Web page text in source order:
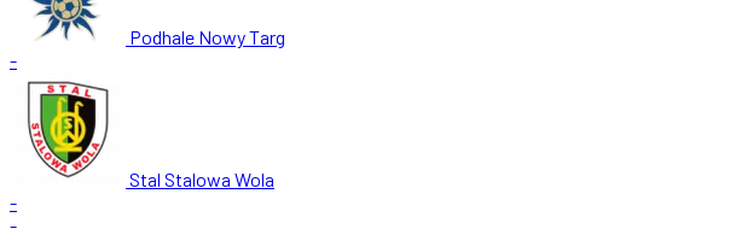
Podhale Nowy Targ
-
Stal Stalowa Wola
-